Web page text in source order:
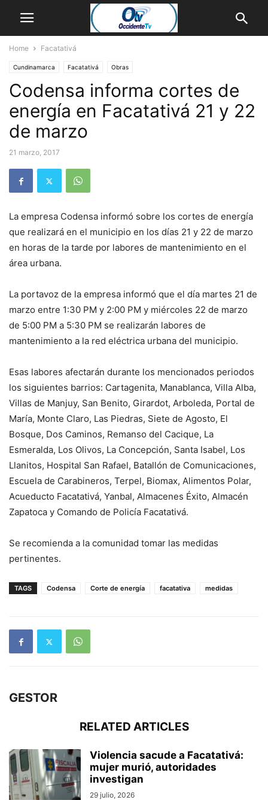
Home Facatativá
Cundinamarca Facatativá Obras
Codensa informa cortes de
energía en Facatativá 21 y 22
de marzo
21 marzo, 2017
La empresa Codensa informó sobre los cortes de energía
que realizará en el municipio en los días 21 y 22 de marzo
en horas de la tarde por labores de mantenimiento en el
área urbana.
La portavoz de la empresa informó que el día martes 21 de
marzo entre 1:30 PM y 2:00 PM y miércoles 22 de marzo
de 5:00 PM a 5:30 PM se realizarán labores de
mantenimiento a la red eléctrica urbana del municipio.
Esas labores afectarán durante los mencionados periodos
los siguientes barrios: Cartagenita, Manablanca, Villa Alba,
Villas de Manjuy, San Benito, Girardot, Arboleda, Portal de
María, Monte Claro, Las Piedras, Siete de Agosto, El
Bosque, Dos Caminos, Remanso del Cacique, La
Esmeralda, Los Olivos, La Concepción, Santa Isabel, Los
Llanitos, Hospital San Rafael, Batallón de Comunicaciones,
Escuela de Carabineros, Terpel, Biomax, Alimentos Polar,
Acueducto Facatativá, Yanbal, Almacenes Éxito, Almacén
Zapatoca y Comando de Policía Facatativá.
Se recomienda a la comunidad tomar las medidas
pertinentes.
TAGS Codensa Corte de energía facatativa medidas
GESTOR
RELATED ARTICLES
Violencia sacude a Facatativá:
mujer murió, autoridades
investigan
29 julio, 2026